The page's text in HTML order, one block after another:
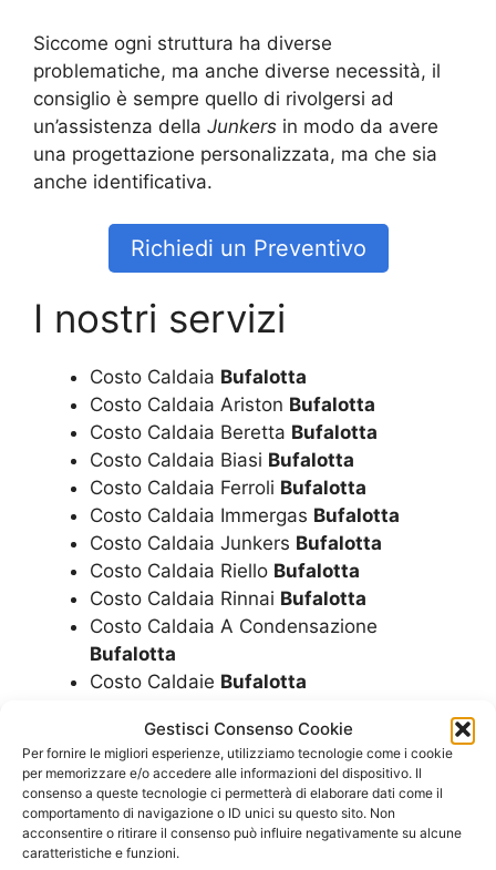
Gestisci Consenso Cookie
Per fornire le migliori esperienze, utilizziamo tecnologie come i cookie
per memorizzare e/o accedere alle informazioni del dispositivo. Il
consenso a queste tecnologie ci permetterà di elaborare dati come il
comportamento di navigazione o ID unici su questo sito. Non
acconsentire o ritirare il consenso può influire negativamente su alcune
caratteristiche e funzioni.
Siccome ogni struttura ha diverse
problematiche, ma anche diverse necessità, il
consiglio è sempre quello di rivolgersi ad
un’assistenza della Junkers in modo da avere
una progettazione personalizzata, ma che sia
anche identificativa.
Richiedi un Preventivo
I nostri servizi
Costo Caldaia Bufalotta
Costo Caldaia Ariston Bufalotta
Costo Caldaia Beretta Bufalotta
Costo Caldaia Biasi Bufalotta
Costo Caldaia Ferroli Bufalotta
Costo Caldaia Immergas Bufalotta
Costo Caldaia Junkers Bufalotta
Costo Caldaia Riello Bufalotta
Costo Caldaia Rinnai Bufalotta
Costo Caldaia A Condensazione
Bufalotta
Costo Caldaie Bufalotta
Costo Caldaie BerettaBufalotta
Costo Caldaie BiasiBufalotta
Costo Caldaie FerroliBufalotta
Costo Caldaie ImmergasBufalotta
Costo Caldaie Junkers
Bufalotta